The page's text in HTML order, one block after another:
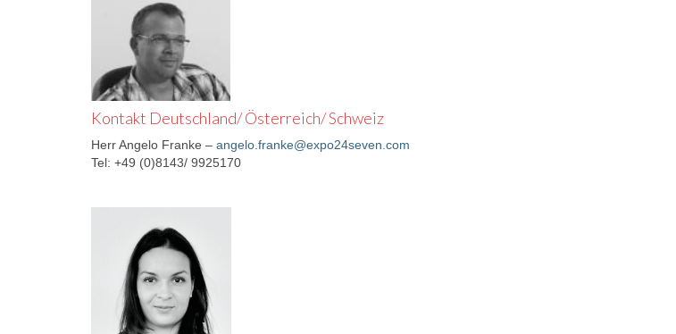
Kontakt Deutschland/ Österreich/ Schweiz
Herr Angelo Franke – angelo.franke@expo24seven.com
Tel: +49 (0)8143/ 9925170